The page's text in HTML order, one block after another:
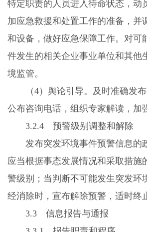
特定职责的人员进入待命状态，动
加应急救援和处置工作的准备，并
和设备，做好应急保障工作。对可
件发生的相关企业事业单位和其他
境监管。
（4）舆论引导。及时准确发
公布咨询电话，组织专家解读，加
3.2.4 预警级别调整和解除
发布突发环境事件预警信息的
应当根据事态发展情况和采取措施
警级别；当判断不可能发生突发环
经消除时，宣布解除预警，适时终
3.3 信息报告与通报